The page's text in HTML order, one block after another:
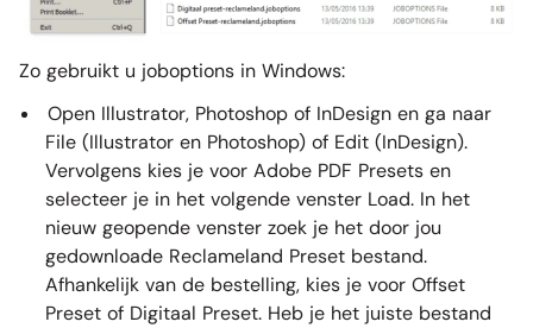
Zo gebruikt u joboptions in Windows:
Open Illustrator, Photoshop of InDesign en ga naar
File (Illustrator en Photoshop) of Edit (InDesign).
Vervolgens kies je voor Adobe PDF Presets en
selecteer je in het volgende venster Load. In het
nieuw geopende venster zoek je het door jou
gedownloade Reclameland Preset bestand.
Afhankelijk van de bestelling, kies je voor Offset
Preset of Digitaal Preset. Heb je het juiste bestand